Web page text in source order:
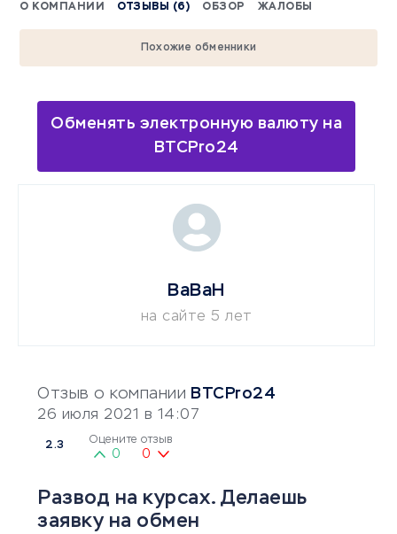
О КОМПАНИИ ОТЗЫВЫ (6) ОБЗОР ЖАЛОБЫ
Похожие обменники
Обменять электронную валюту на
BTCPro24
Отзыв о компании BTCPro24
26 июля 2021 в 14:07
2.3 Оцените отзыв
0 0
Развод на курсах. Делаешь
заявку на обмен
BaBaH
на сайте 5 лет